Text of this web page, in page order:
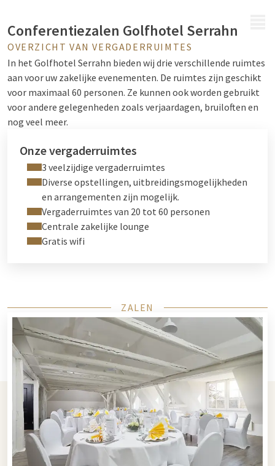
Conferentiezalen Golfhotel Serrahn
OVERZICHT VAN VERGADERRUIMTES
In het Golfhotel Serrahn bieden wij drie verschillende ruimtes
aan voor uw zakelijke evenementen. De ruimtes zijn geschikt
voor maximaal 60 personen. Ze kunnen ook worden gebruikt
voor andere gelegenheden zoals verjaardagen, bruiloften en
nog veel meer.
Onze vergaderruimtes
3 veelzijdige vergaderruimtes
Diverse opstellingen, uitbreidingsmogelijkheden
en arrangementen zijn mogelijk.
Vergaderruimtes van 20 tot 60 personen
Centrale zakelijke lounge
Gratis wifi
ZALEN